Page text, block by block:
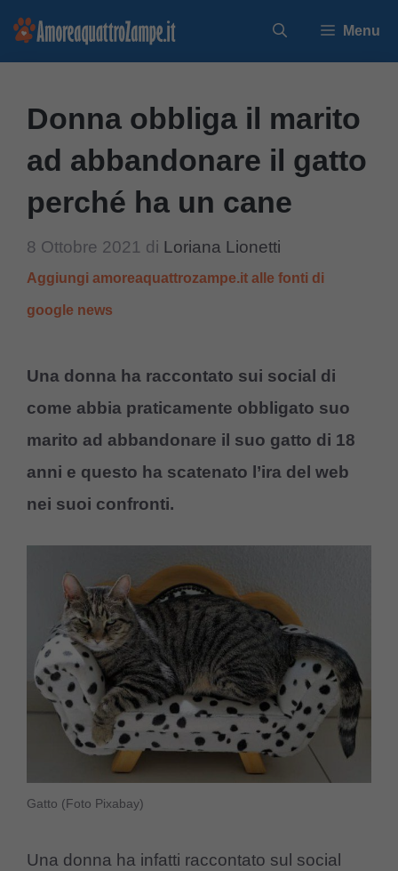
Vai
Menu
Donna obbliga il marito
ad abbandonare il gatto
perché ha un cane
8 Ottobre 2021 di Loriana Lionetti
Aggiungi amoreaquattrozampe.it alle fonti di
google news
Una donna ha raccontato sui social di
come abbia praticamente obbligato suo
marito ad abbandonare il suo gatto di 18
anni e questo ha scatenato l’ira del web
nei suoi confronti.
Gatto (Foto Pixabay)
Una donna ha infatti raccontato sul social